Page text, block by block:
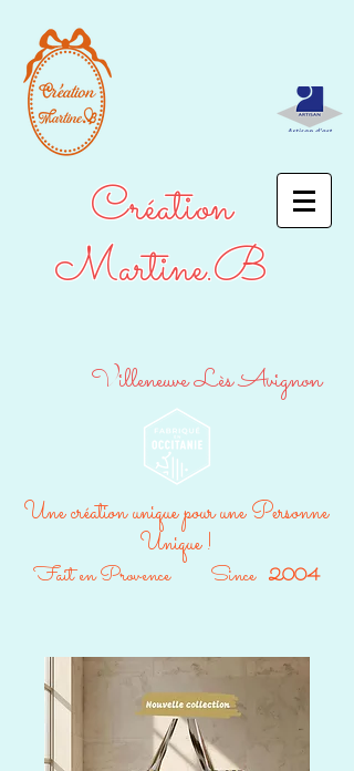
Création
Martine.B
Villeneuve Lès Avignon
Une création unique pour une Personne
Unique !
Fait en Provence Since 2004